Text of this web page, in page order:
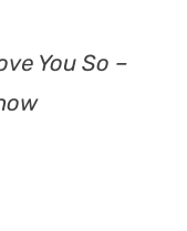
You So –